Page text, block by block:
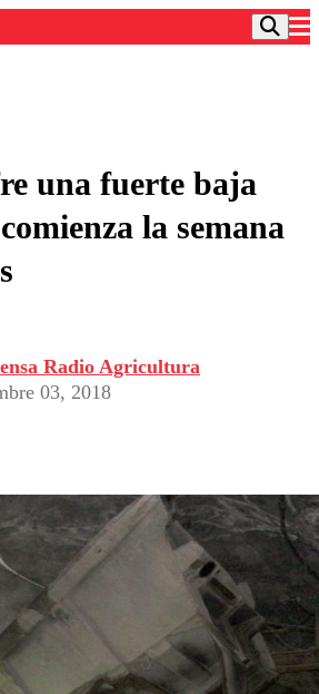
TV
Chilena
Internacional
en medios
una fuerte baja
la semana
Radio Agricultura
03, 2018